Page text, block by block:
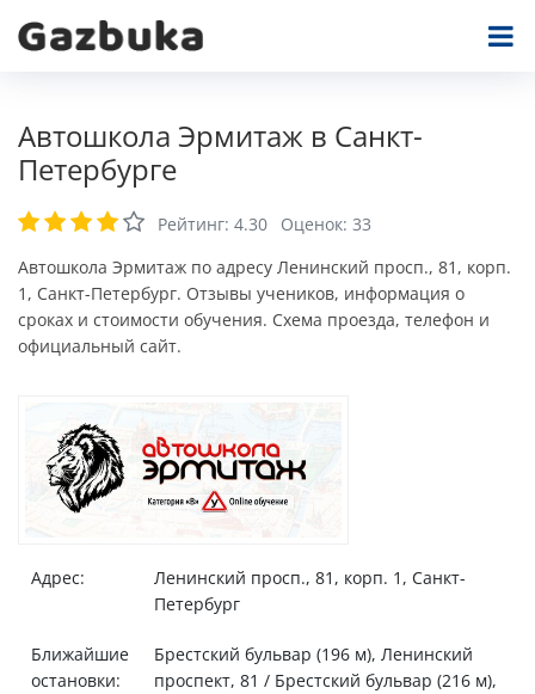
Автошкола Эрмитаж в Санкт-
Петербурге
Рейтинг: 4.30 Оценок: 33
Автошкола Эрмитаж по адресу Ленинский просп., 81, корп.
1, Санкт-Петербург. Отзывы учеников, информация о
сроках и стоимости обучения. Схема проезда, телефон и
официальный сайт.
Адрес:
Ленинский просп., 81, корп. 1, Санкт-
Петербург
Ближайшие
остановки:
Брестский бульвар (196 м), Ленинский
проспект, 81 / Брестский бульвар (216 м),